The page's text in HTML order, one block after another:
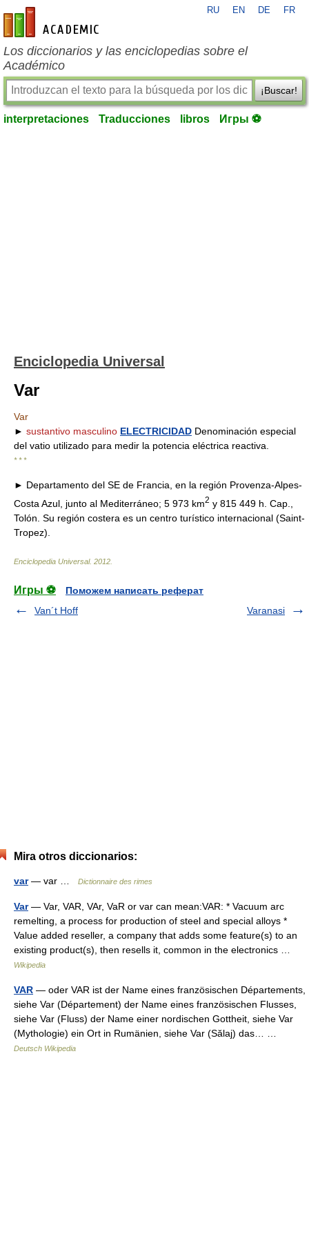
es-academic.com
RU EN DE FR
Los diccionarios y las enciclopedias sobre el
Académico
¡Buscar!
interpretaciones Traducciones libros Игры ⚽
Enciclopedia Universal
Var
Var
► sustantivo masculino ELECTRICIDAD Denominación especial
del vatio utilizado para medir la potencia eléctrica reactiva.
* * *
► Departamento del SE de Francia, en la región Provenza-Alpes-
Costa Azul, junto al Mediterráneo; 5 973 km2 y 815 449 h. Cap.,
Tolón. Su región costera es un centro turístico internacional (Saint-
Tropez).
Enciclopedia Universal. 2012
Игры ⚽
Поможем написать реферат
Van´t Hoff
Varanasi
Mira otros diccionarios:
var— var … Dictionnaire des rimes
Var— Var, VAR, VAr, VaR or var can mean:VAR: * Vacuum arc
remelting, a process for production of steel and special alloys *
Value added reseller, a company that adds some feature(s) to an
existing product(s), then resells it, common in the electronics …
Wikipedia
VAR — oder VAR ist der Name eines französischen Départements,
siehe Var (Département) der Name eines französischen Flusses,
siehe Var (Fluss) der Name einer nordischen Gottheit, siehe Var
(Mythologie) ein Ort in Rumänien, siehe Var (Sălaj) das… …
Deutsch Wikipedia